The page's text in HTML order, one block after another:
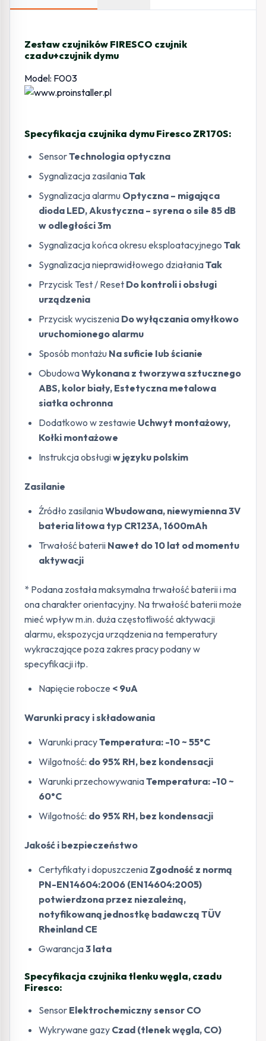
Zestaw czujników FIRESCO czujnik
czadu+czujnik dymu
Model: F003
Specyfikacja czujnika dymu Firesco ZR170S:
SensorTechnologia optyczna
Sygnalizacja zasilaniaTak
Sygnalizacja alarmu Optyczna – migająca
dioda LED, Akustyczna – syrena o sile 85 dB
w odległości 3m
Sygnalizacja końca okresu eksploatacyjnego Tak
Sygnalizacja nieprawidłowego działaniaTak
Przycisk Test / Reset Do kontroli i obsługi
urządzenia
Przycisk wyciszenia Do wyłączania omyłkowo
uruchomionego alarmu
Sposób montażu Na suficie Iub ścianie
ObudowaWykonana z tworzywa sztucznego
ABS, kolor biały, Estetyczna metalowa
siatka ochronna
Dodatkowo w zestawie Uchwyt montażowy,
Kołki montażowe
Instrukcja obsługiw języku polskim
Zasilanie
Źródło zasilaniaWbudowana, niewymienna 3V
bateria litowa typ CR123A, 1600mAh
Trwałość baterii Nawet do 10 lat od momentu
aktywacji
* Podana została maksymalna trwałość baterii i ma
ona charakter orientacyjny. Na trwałość baterii może
mieć wpływ m.in. duża częstotliwość aktywacji
alarmu, ekspozycja urządzenia na temperatury
wykraczające poza zakres pracy podany w
specyfikacji itp.
Napięcie robocze < 9uA
Warunki pracy i składowania
Warunki pracyTemperatura: -10 ~ 55°C
Wilgotność: do 95% RH, bez kondensacji
Warunki przechowywaniaTemperatura: -10 ~
60°C
Wilgotność: do 95% RH, bez kondensacji
Jakość i bezpieczeństwo
Certyfikaty i dopuszczenia Zgodność z normą
PN-EN14604:2006 (EN14604:2005)
potwierdzona przez niezależną,
notyfikowaną jednostkę badawczą TÜV
Rheinland CE
Gwarancja3 lata
Specyfikacja czujnika tlenku węgla, czadu
Firesco:
Sensor Elektrochemiczny sensor CO
Wykrywane gazy Czad (tlenek węgla, CO)